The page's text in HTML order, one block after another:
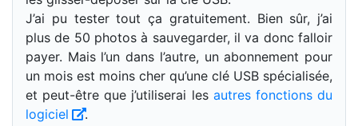
J’ai pu tester tout ça gratuitement. Bien sûr, j’ai
plus de 50 photos à sauvegarder, il va donc falloir
payer. Mais l’un dans l’autre, un abonnement pour
un mois est moins cher qu’une clé USB spécialisée,
et peut-être que j’utiliserai les autres fonctions du
logiciel
.